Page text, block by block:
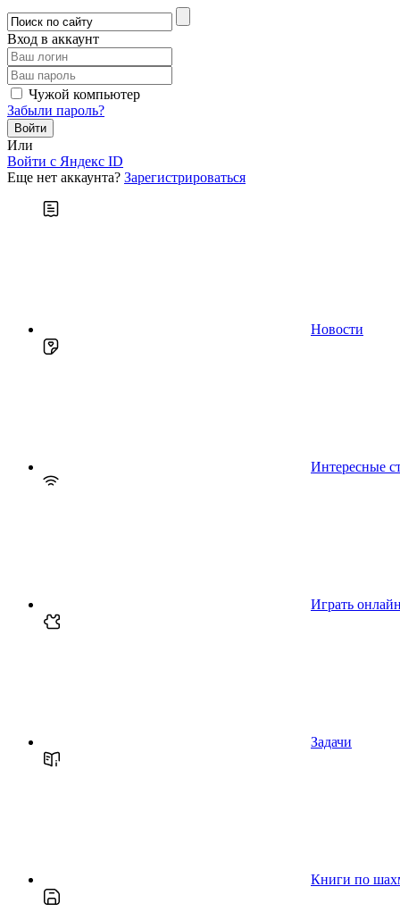
Вход в аккаунт
Чужой компьютер
Забыли пароль?
Или
Войти c Яндекс ID
Еще нет аккаунта? Зарегистрироваться
Новости
Интересные
Играть онлайн
Задачи
Книги по